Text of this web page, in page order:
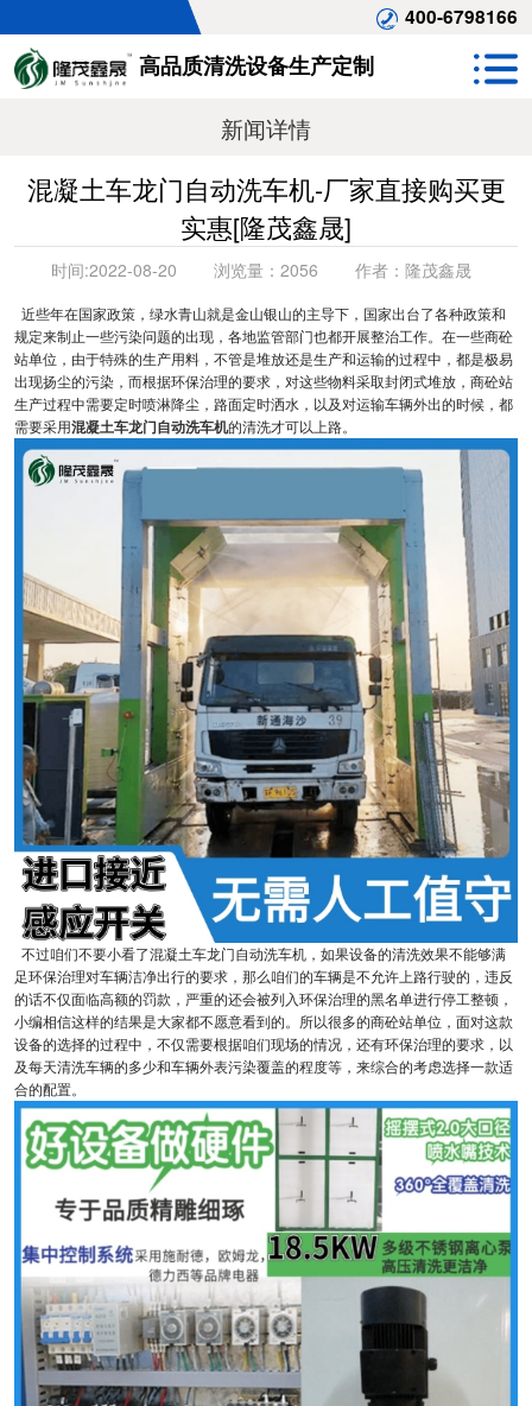
400-6798166
高品质清洗设备生产定制
新闻详情
混凝土车龙门自动洗车机-厂家直接购买更
实惠[隆茂鑫晟]
时间:2022-08-20 浏览量： 2056 作者： 隆茂鑫晟
近些年在国家政策，绿水青山就是金山银山的主导下，国家出台了各种政策和
规定来制止一些污染问题的出现，各地监管部门也都开展整治工作。在一些商砼
站单位，由于特殊的生产用料，不管是堆放还是生产和运输的过程中，都是极易
出现扬尘的污染，而根据环保治理的要求，对这些物料采取封闭式堆放，商砼站
生产过程中需要定时喷淋降尘，路面定时洒水，以及对运输车辆外出的时候，都
需要采用混凝土车龙门自动洗车机的清洗才可以上路。
不过咱们不要小看了混凝土车龙门自动洗车机，如果设备的清洗效果不能够满
足环保治理对车辆洁净出行的要求，那么咱们的车辆是不允许上路行驶的，违反
的话不仅面临高额的罚款，严重的还会被列入环保治理的黑名单进行停工整顿，
小编相信这样的结果是大家都不愿意看到的。所以很多的商砼站单位，面对这款
设备的选择的过程中，不仅需要根据咱们现场的情况，还有环保治理的要求，以
及每天清洗车辆的多少和车辆外表污染覆盖的程度等，来综合的考虑选择一款适
合的配置。